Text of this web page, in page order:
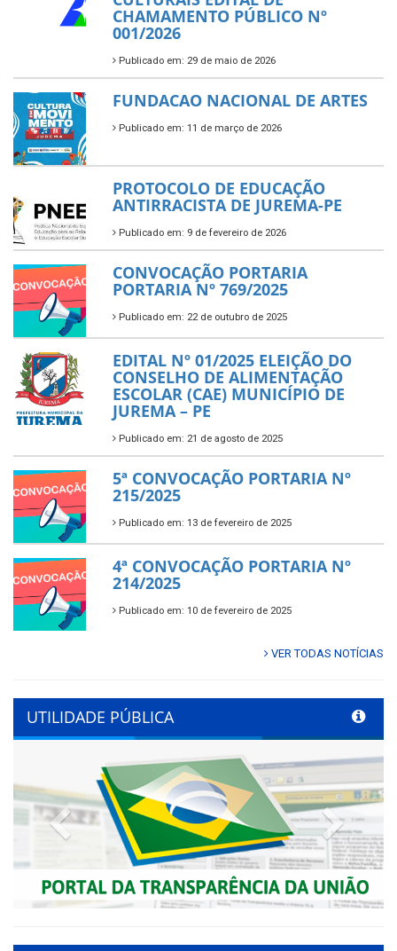
CHAMAMENTO PÚBLICO Nº
001/2026
Publicado em: 29 de maio de 2026
FUNDACAO NACIONAL DE ARTES
Publicado em: 11 de março de 2026
PROTOCOLO DE EDUCAÇÃO
ANTIRRACISTA DE JUREMA-PE
Publicado em: 9 de fevereiro de 2026
CONVOCAÇÃO PORTARIA
PORTARIA Nº 769/2025
Publicado em: 22 de outubro de 2025
EDITAL Nº 01/2025 ELEIÇÃO DO
CONSELHO DE ALIMENTAÇÃO
ESCOLAR (CAE) MUNICÍPIO DE
JUREMA – PE
Publicado em: 21 de agosto de 2025
5ª CONVOCAÇÃO PORTARIA Nº
215/2025
Publicado em: 13 de fevereiro de 2025
4ª CONVOCAÇÃO PORTARIA Nº
214/2025
Publicado em: 10 de fevereiro de 2025
VER TODAS NOTÍCIAS
UTILIDADE PÚBLICA
Previous Next